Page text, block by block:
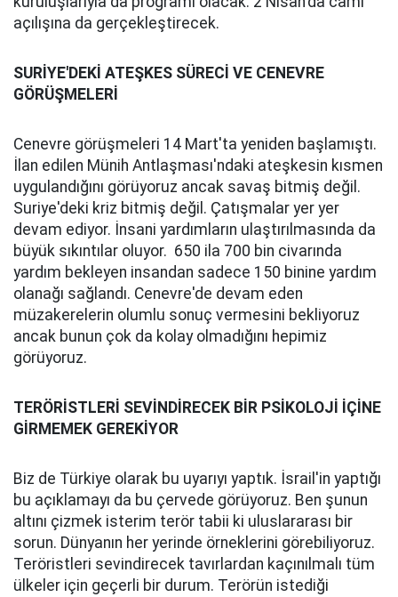
açılışına da gerçekleştirecek.
SURİYE'DEKİ ATEŞKES SÜRECİ VE CENEVRE
GÖRÜŞMELERİ
Cenevre görüşmeleri 14 Mart'ta yeniden başlamıştı.
İlan edilen Münih Antlaşması'ndaki ateşkesin kısmen
uygulandığını görüyoruz ancak savaş bitmiş değil.
Suriye'deki kriz bitmiş değil. Çatışmalar yer yer
devam ediyor. İnsani yardımların ulaştırılmasında da
büyük sıkıntılar oluyor. 650 ila 700 bin civarında
yardım bekleyen insandan sadece 150 binine yardım
olanağı sağlandı. Cenevre'de devam eden
müzakerelerin olumlu sonuç vermesini bekliyoruz
ancak bunun çok da kolay olmadığını hepimiz
görüyoruz.
TERÖRİSTLERİ SEVİNDİRECEK BİR PSİKOLOJİ İÇİNE
GİRMEMEK GEREKİYOR
Biz de Türkiye olarak bu uyarıyı yaptık. İsrail'in yaptığı
bu açıklamayı da bu çervede görüyoruz. Ben şunun
altını çizmek isterim terör tabii ki uluslararası bir
sorun. Dünyanın her yerinde örneklerini görebiliyoruz.
Teröristleri sevindirecek tavırlardan kaçınılmalı tüm
ülkeler için geçerli bir durum. Terörün istediği